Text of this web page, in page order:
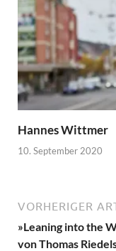
Hannes Wittmer
10. September 2020
VORHERIGER
»Leaning into the
von Thomas